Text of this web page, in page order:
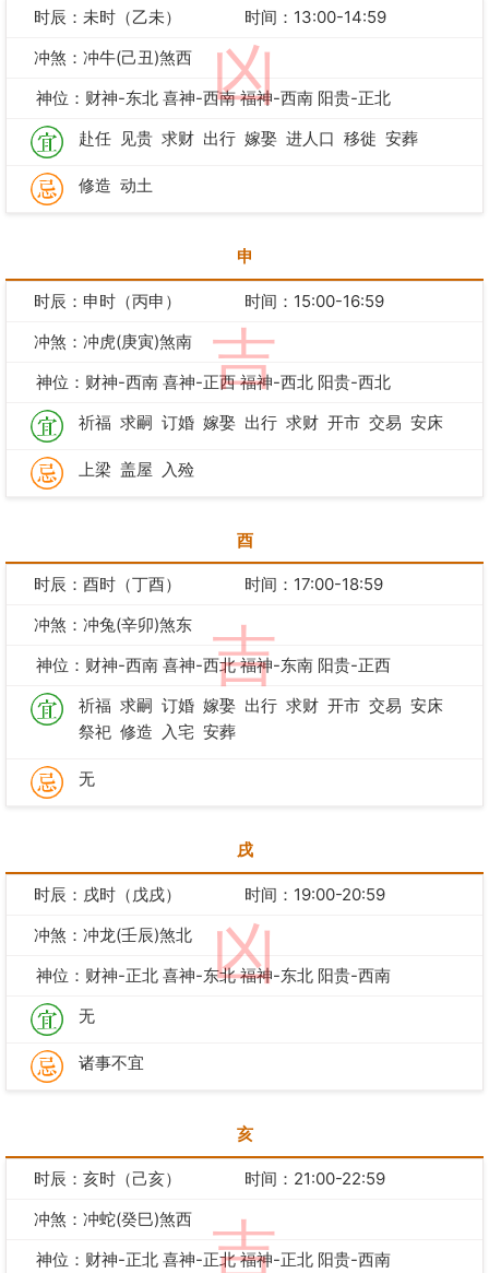
凶
时辰：未时（乙未）
时间：13:00-14:59
冲煞：冲牛(己丑)煞西
神位：财神-东北 喜神-西南 福神-西南 阳贵-正北
赴任 见贵 求财 出行 嫁娶 进人口 移徙 安葬
修造 动土
申
吉
时辰：申时（丙申）
时间：15:00-16:59
冲煞：冲虎(庚寅)煞南
神位：财神-西南 喜神-正西 福神-西北 阳贵-西北
祈福 求嗣 订婚 嫁娶 出行 求财 开市 交易 安床
上梁 盖屋 入殓
酉
吉
时辰：酉时（丁酉）
时间：17:00-18:59
冲煞：冲兔(辛卯)煞东
神位：财神-西南 喜神-西北 福神-东南 阳贵-正西
祈福 求嗣 订婚 嫁娶 出行 求财 开市 交易 安床
祭祀 修造 入宅 安葬
无
戌
凶
时辰：戌时（戊戌）
时间：19:00-20:59
冲煞：冲龙(壬辰)煞北
神位：财神-正北 喜神-东北 福神-东北 阳贵-西南
无
诸事不宜
亥
吉
时辰：亥时（己亥）
时间：21:00-22:59
冲煞：冲蛇(癸巳)煞西
神位：财神-正北 喜神-正北 福神-正北 阳贵-西南